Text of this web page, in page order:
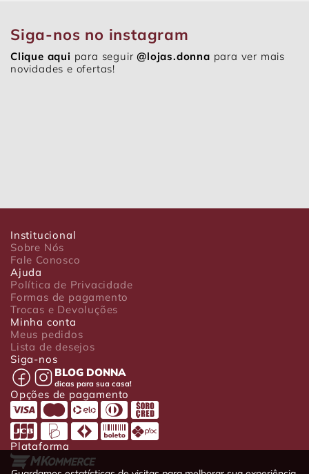
Siga-nos no instagram
Clique aqui para seguir@lojas.donna para ver mais
novidades e ofertas!
Institucional
Sobre Nós
Fale Conosco
Ajuda
Política de Privacidade
Formas de pagamento
Trocas e Devoluções
Minha conta
Meus pedidos
Lista de desejos
Siga-nos
BLOG DONNA
dicas para sua casa!
Opções de pagamento
Plataforma